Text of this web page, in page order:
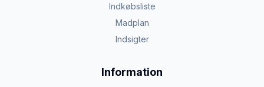
Indkøbsliste
Madplan
Indsigter
Information